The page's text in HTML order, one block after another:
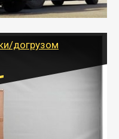
услуги по
и юридических лиц
догрузом
Еврофура от 5 до
догруз